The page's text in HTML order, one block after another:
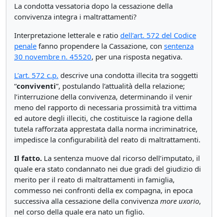
La condotta vessatoria dopo la cessazione della
convivenza integra i maltrattamenti?
Interpretazione letterale e ratio dell’art. 572 del Codice
penale fanno propendere la Cassazione, con sentenza
30 novembre n. 45520, per una risposta negativa.
L’art. 572 c.p. descrive una condotta illecita tra soggetti
“conviventi”, postulando l’attualità della relazione;
l’interruzione della convivenza, determinando il venir
meno del rapporto di necessaria prossimità tra vittima
ed autore degli illeciti, che costituisce la ragione della
tutela rafforzata apprestata dalla norma incriminatrice,
impedisce la configurabilità del reato di maltrattamenti.
Il fatto. La sentenza muove dal ricorso dell’imputato, il
quale era stato condannato nei due gradi del giudizio di
merito per il reato di maltrattamenti in famiglia,
commesso nei confronti della ex compagna, in epoca
successiva alla cessazione della convivenza more uxorio,
nel corso della quale era nato un figlio.